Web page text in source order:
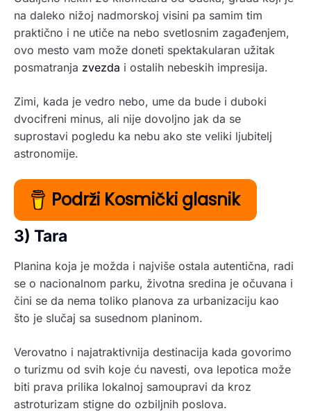
na daleko nižoj nadmorskoj visini pa samim tim
praktično i ne utiče na nebo svetlosnim zagađenjem,
ovo mesto vam može doneti spektakularan užitak
posmatranja zvezda i ostalih nebeskih impresija.
Zimi, kada je vedro nebo, ume da bude i duboki
dvocifreni minus, ali nije dovoljno jak da se
suprostavi pogledu ka nebu ako ste veliki ljubitelj
astronomije.
Podrži Kosmički glasnik
3) Tara
Planina koja je možda i najviše ostala autentična, radi
se o nacionalnom parku, životna sredina je očuvana i
čini se da nema toliko planova za urbanizaciju kao
što je slučaj sa susednom planinom.
Verovatno i najatraktivnija destinacija kada govorimo
o turizmu od svih koje ću navesti, ova lepotica može
biti prava prilika lokalnoj samoupravi da kroz
astroturizam stigne do ozbiljnih poslova.